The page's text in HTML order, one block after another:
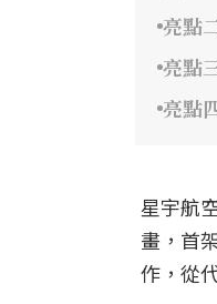
亮點
亮點
亮點
星宇航
畫，首
作，從